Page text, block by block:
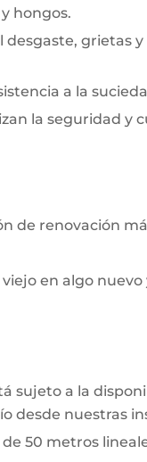
hongos.
desgaste, grietas
a la
la seguridad y
de renovación
en algo nuevo
sujeto a la
desde nuestras
50 metros